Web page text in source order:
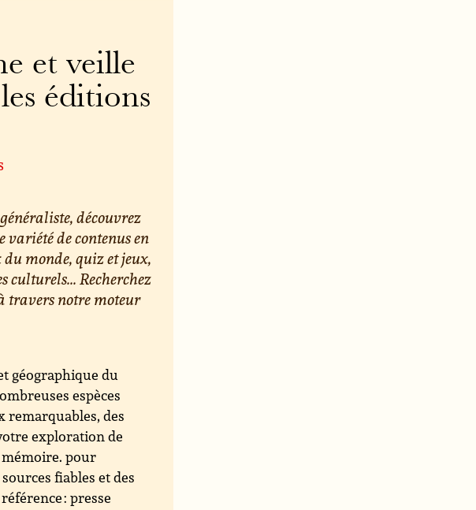
et veille
éditions
découvrez
variété de contenus en
monde, quiz et jeux,
culturels... Recherchez
travers notre moteur
géographique du
espèces
remarquables, des
exploration de
pour
fiables et des
: presse